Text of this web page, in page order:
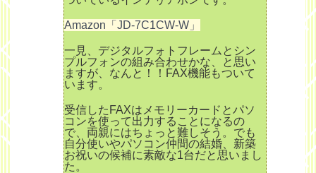
Amazon「JD-7C1CW-W」
一見、デジタルフォトフレームとシン
プルフォンの組み合わせかな、と思い
ますが、なんと！！FAX機能もついて
います。
受信したFAXはメモリーカードとパソ
コンを使って出力することになるの
で、両親にはちょっと難しそう。でも
自分使いやパソコン仲間の結婚、新築
お祝いの候補に素敵な1台だと思いまし
た。